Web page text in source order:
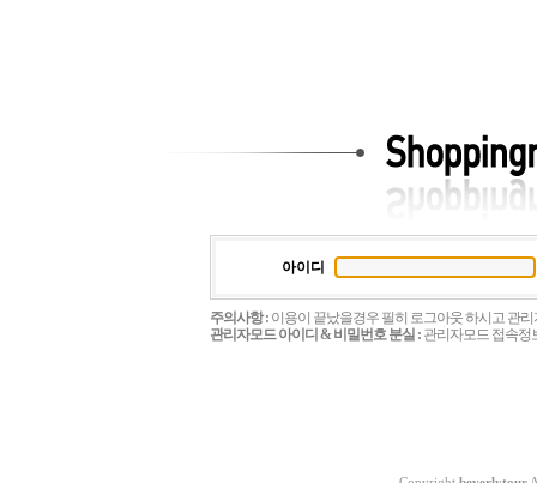
아이디
주의사항 : 이용이 끝났을경우 필히 로그아웃 하시고 관
관리자모드 아이디 & 비밀번호 분실 : 관리자모드 접속